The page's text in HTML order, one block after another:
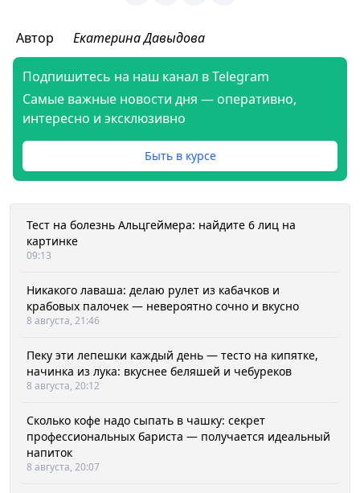
Автор Екатерина Давыдова
Подпишитесь на наш канал в Telegram
Самые важные новости дня — оперативно,
интересно и эксклюзивно
Быть в курсе
Тест на болезнь Альцгеймера: найдите 6 лиц на
картинке
09:13
Никакого лаваша: делаю рулет из кабачков и
крабовых палочек — невероятно сочно и вкусно
8 августа, 21:46
Пеку эти лепешки каждый день — тесто на кипятке,
начинка из лука: вкуснее беляшей и чебуреков
8 августа, 20:12
Сколько кофе надо сыпать в чашку: секрет
профессиональных бариста — получается идеальный
напиток
8 августа, 20:07